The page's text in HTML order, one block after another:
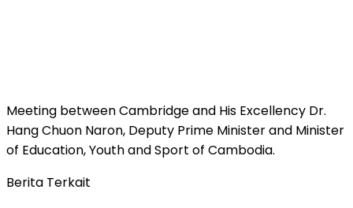
Meeting between Cambridge and His Excellency Dr.
Hang Chuon Naron, Deputy Prime Minister and Minister
of Education, Youth and Sport of Cambodia.
Berita Terkait